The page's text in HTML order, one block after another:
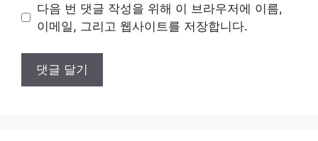
트
다음 번 댓글 작성을 위해 이 브라우저에 이름,
이메일, 그리고 웹사이트를 저장합니다.